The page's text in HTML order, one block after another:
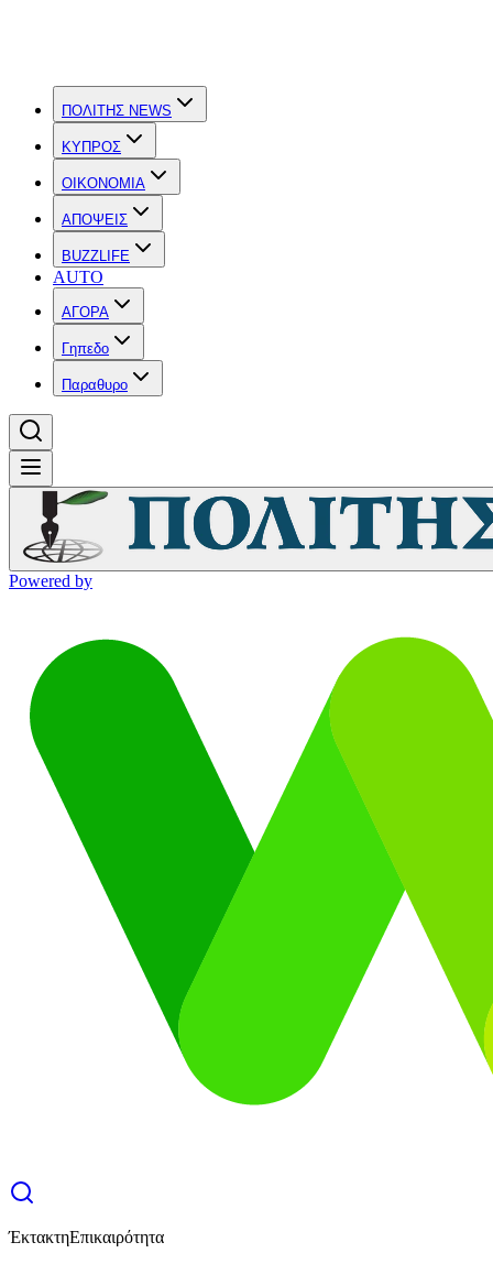
ΠΟΛΙΤΗΣ NEWS
ΚΥΠΡΟΣ
OIKONOMIA
ΑΠΟΨΕΙΣ
BUZZLIFE
AUTO
ΑΓΟΡΑ
Γηπεδο
Παραθυρο
Powered by
ΈκτακτηΕπικαιρότητα